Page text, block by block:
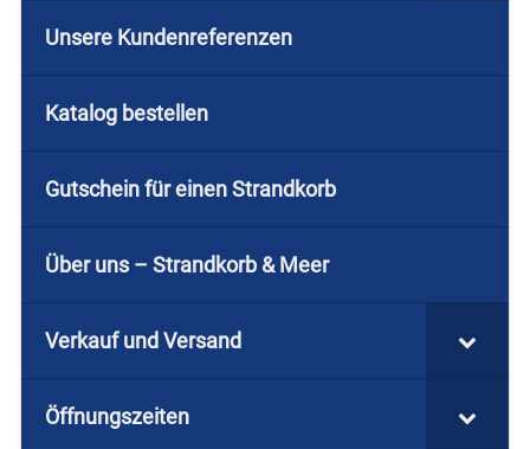
Unsere Kundenreferenzen
Katalog bestellen
Gutschein für einen Strandkorb
Über uns – Strandkorb & Meer
Verkauf und Versand
Öffnungszeiten